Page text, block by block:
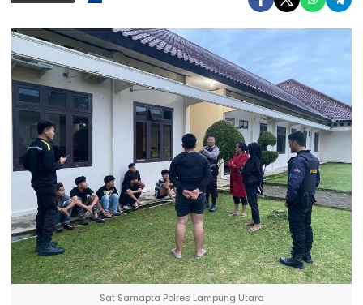
Sat Samapta Polres Lampung Utara